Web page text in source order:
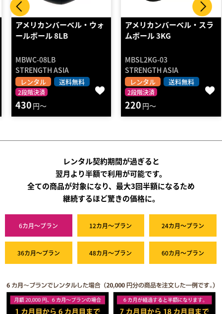
アメリカンバーベル・ウォ
ールボール 8LB
MBWC-08LB
STRENGTH ASIA
レンタル 送料無料
2段階決済
430円～
アメリカンバーベル・スラ
ムボール 3KG
MBSL2KG-03
STRENGTH ASIA
レンタル 送料無料
2段階決済
220円～
レンタル契約期間が過ぎると
翌月より半額で利用が可能です。
全ての商品が対象になり、最大3回半額になるため
継続するほど驚きの価格に。
6カ月～プラン 12カ月～プラン 24カ月～プラン
36カ月～プラン 48カ月～プラン 60カ月～プラン